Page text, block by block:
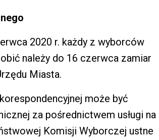
2020 r. każdy z wyborców
należy do 16 czerwca zamiar
Miasta.
może być
za pośrednictwem usługi na
Komisji Wyborczej ustne